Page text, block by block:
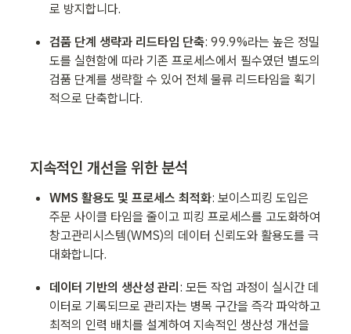
로 방지합니다.
검품 단계 생략과 리드타임 단축: 99.9%라는 높은 정밀
도를 실현함에 따라 기존 프로세스에서 필수였던 별도의
검품 단계를 생략할 수 있어 전체 물류 리드타임을 획기
적으로 단축합니다.
지속적인 개선을 위한 분석
WMS 활용도 및 프로세스 최적화: 보이스피킹 도입은
주문 사이클 타임을 줄이고 피킹 프로세스를 고도화하여
창고관리시스템(WMS)의 데이터 신뢰도와 활용도를 극
대화합니다.
데이터 기반의 생산성 관리 : 모든 작업 과정이 실시간 데
이터로 기록되므로 관리자는 병목 구간을 즉각 파악하고
최적의 인력 배치를 설계하여 지속적인 생산성 개선을